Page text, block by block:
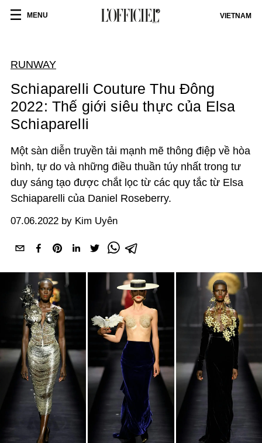
MENU VIETNAM
RUNWAY
Schiaparelli Couture Thu Đông
2022: Thế giới siêu thực của Elsa
Schiaparelli
Một sàn diễn truyền tải mạnh mẽ thông điệp về hòa
bình, tự do và những điều thuần túy nhất trong tư
duy sáng tạo được chắt lọc từ các quy tắc từ Elsa
Schiaparelli của Daniel Roseberry.
07.06.2022 by Kim Uyên